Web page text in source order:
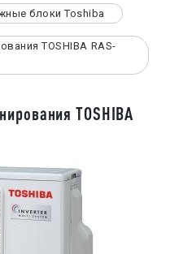
блоки Toshiba
TOSHIBA RAS-
TOSHIBA